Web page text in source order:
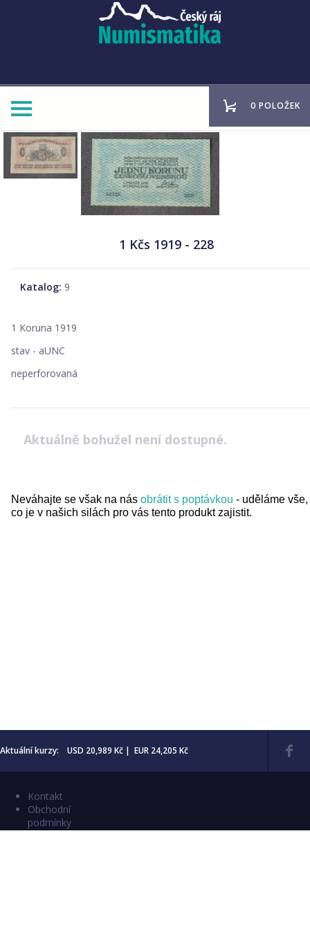
0 POLOŽEK
1 Kčs 1919 - 228
Katalog: 9
1 Koruna 1919
stav - aUNC
neperforovaná
Aktuálně bohužel není dostupné.
Neváhajte se však na nás obrátit s poptávkou - uděláme vše,
co je v našich silách pro vás tento produkt zajistit.
Aktuální kurzy: USD 20,989 Kč | EUR 24,205 Kč
Kontakt
Obchodní
podmínky